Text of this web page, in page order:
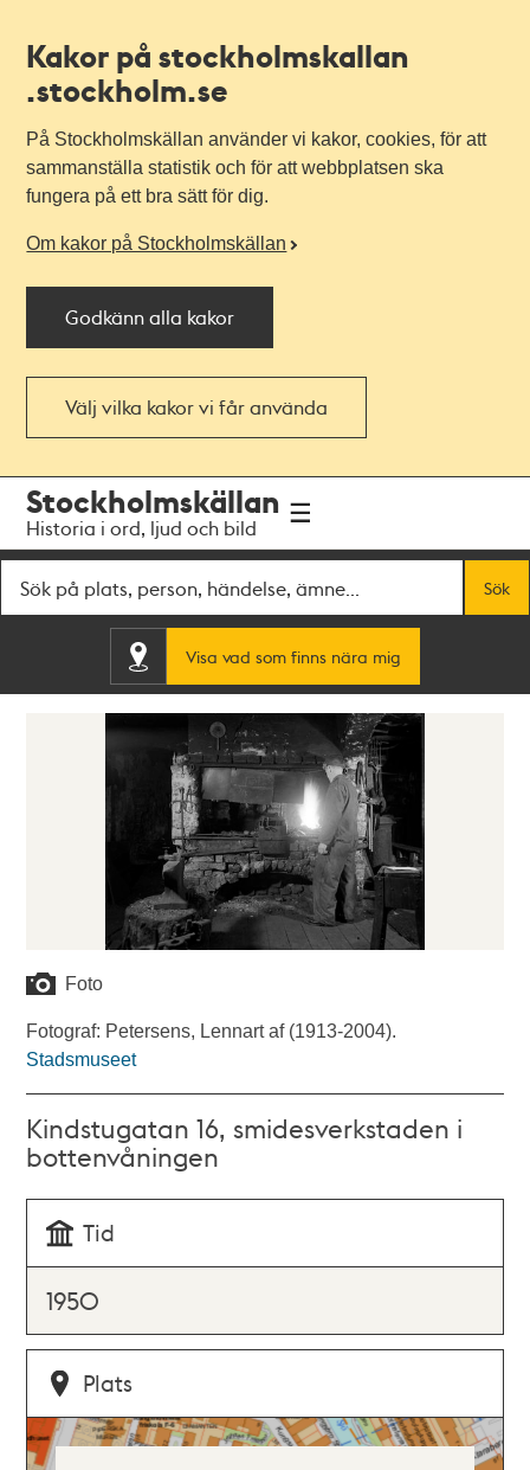
Kakor på stockholmskallan
.stockholm.se
På Stockholmskällan använder vi kakor, cookies, för att
sammanställa statistik och för att webbplatsen ska
fungera på ett bra sätt för dig.
Om kakor på Stockholmskällan
Godkänn alla kakor
Välj vilka kakor vi får använda
navigationen
huvudinnehållet
Stockholmskällan
Historia i ord, ljud och bild
Sök
Visa vad som finns nära mig
Foto
Fotograf: Petersens, Lennart af (1913-2004).
Stadsmuseet
Kindstugatan 16, smidesverkstaden i
bottenvåningen
Tid
1950
Plats